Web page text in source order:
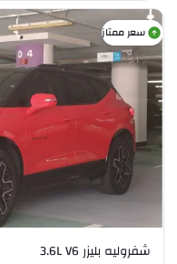
سعر ممتاز
شفروليه بليزر 3.6L V6